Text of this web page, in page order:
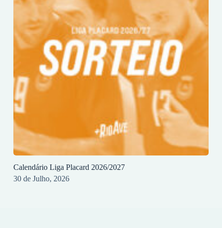
Calendário Liga Placard 2026/2027
30 de Julho, 2026